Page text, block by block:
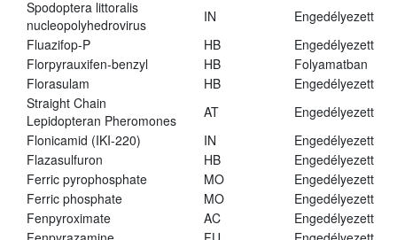
Spodoptera littoralis
nucleopolyhedrovirus
IN
Engedélyezett
Fluazifop-P
HB
Engedélyezett
Florpyrauxifen-benzyl
HB
Folyamatban
Florasulam
HB
Engedélyezett
Straight Chain
Lepidopteran Pheromones
AT
Engedélyezett
Flonicamid (IKI-220)
IN
Engedélyezett
Flazasulfuron
HB
Engedélyezett
Ferric pyrophosphate
MO
Engedélyezett
Ferric phosphate
MO
Engedélyezett
Fenpyroximate
AC
Engedélyezett